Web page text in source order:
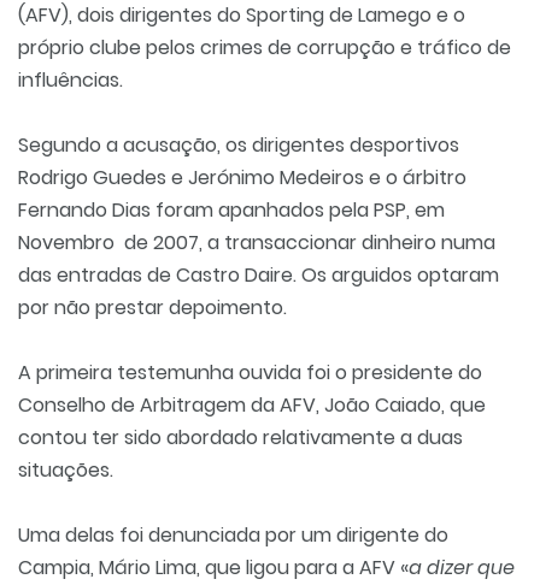
(AFV), dois dirigentes do Sporting de Lamego e o
próprio clube pelos crimes de corrupção e tráfico de
influências.
Segundo a acusação, os dirigentes desportivos
Rodrigo Guedes e Jerónimo Medeiros e o árbitro
Fernando Dias foram apanhados pela PSP, em
Novembro de 2007, a transaccionar dinheiro numa
das entradas de Castro Daire. Os arguidos optaram
por não prestar depoimento.
A primeira testemunha ouvida foi o presidente do
Conselho de Arbitragem da AFV, João Caiado, que
contou ter sido abordado relativamente a duas
situações.
Uma delas foi denunciada por um dirigente do
Campia, Mário Lima, que ligou para a AFV «a dizer que